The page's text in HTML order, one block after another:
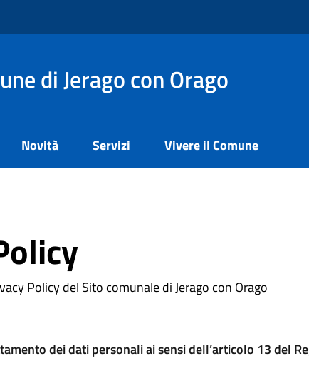
di Jerago con Orago
Novità Servizi Vivere il Comune
Policy del Sito comunale di Jerago con Orago
dei dati personali ai sensi dell’articolo 13 del